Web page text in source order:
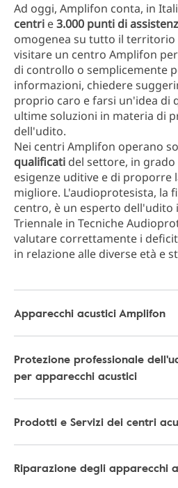
Ad oggi, Amplifon conta, in
centri e3.000 punti di
omogenea su tutto il territorio
visitare un centro Amplifon
di controllo o semplicemente
informazioni, chiedere
proprio caro e farsi un'idea di
ultime soluzioni in materia di
dell'udito.
Nei centri Amplifon operano
qualificati del settore, in
esigenze uditive e di proporre
migliore. L'audioprotesista, la
centro, è un esperto dell'udito
Triennale in Tecniche
valutare correttamente i
in relazione alle diverse età e
Apparecchi acustici Amplifon
Protezione professionale
per apparecchi acustici
Prodotti e Servizi dei centri
Riparazione degli apparecchi